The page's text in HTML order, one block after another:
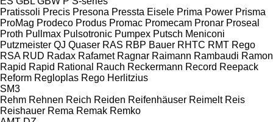
Pratissoli Precis Presona Pressta Eisele Prima Power Prisma
ProMag Prodeco Produs Promac Promecam Pronar Proseal
Proth Pullmax Pulsotronic Pumpex Putsch Meniconi
Putzmeister QJ Quaser RAS RBP Bauer RHTC RMT Rego
RSA RUD Radax Rafamet Ragnar Raimann Rambaudi Ramon
Rapid Rapid Rational Rauch Reckermann Record Reepack
Reform Regloplas Rego Herlitzius
SM3
Rehm Rehnen Reich Reiden Reifenhäuser Reimelt Reis
Reishauer Rema Remak Remko